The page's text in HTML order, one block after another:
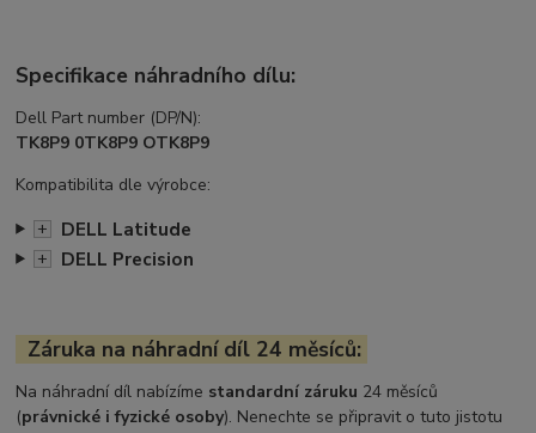
Specifikace náhradního dílu:
Dell Part number (DP/N):
TK8P9 0TK8P9 OTK8P9
Kompatibilita dle výrobce:
+
DELL Latitude
+ DELL Precision
Záruka na náhradní díl 24 měsíců:
Na náhradní díl nabízíme standardní záruku 24 měsíců
(právnické i fyzické osoby). Nenechte se připravit o tuto jistotu